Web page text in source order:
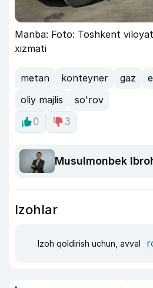
Manba: Foto: Toshkent
xizmati
metan konteyner gaz
oliy majlis
so'rov
0
3
Musulmonbek
Izohlar
Izoh qoldirish uchun, avval